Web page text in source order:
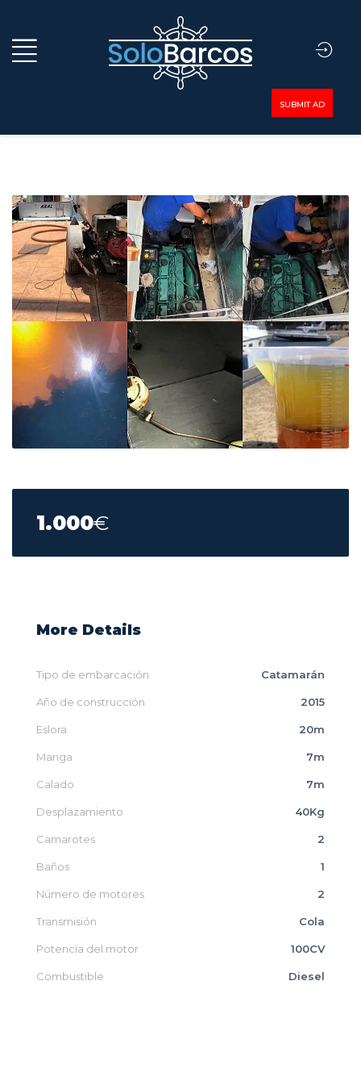
SUBMIT AD
1.000€
More Details
Tipo de embarcación Catamarán
Año de construcción 2015
Eslora 20m
Manga 7m
Calado 7m
Desplazamiento 40Kg
Camarotes 2
Baños 1
Número de motores 2
Transmisión Cola
Potencia del motor 100CV
Combustible Diesel